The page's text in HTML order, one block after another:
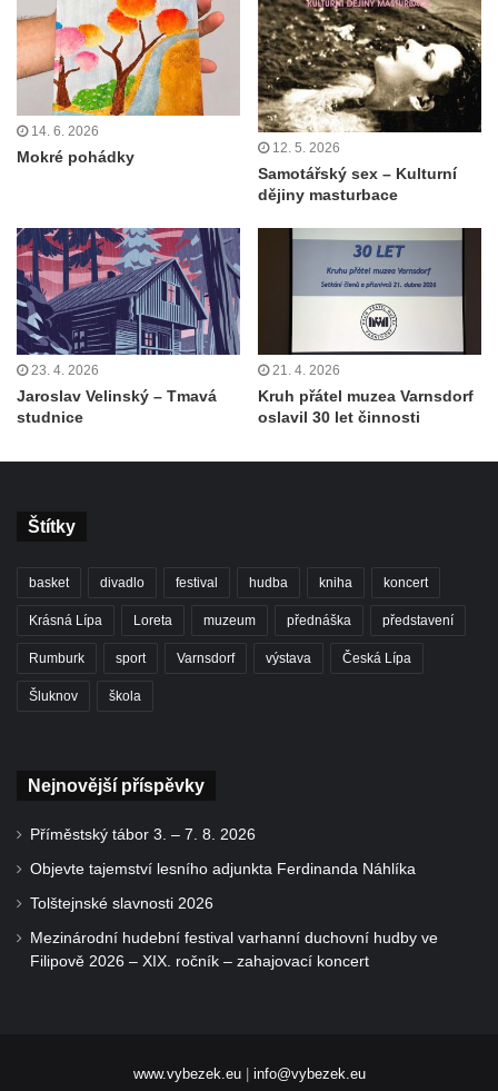
14. 6. 2026
Mokré pohádky 12. 5. 2026
Samotářský sex – Kulturní
dějiny masturbace
23. 4. 2026
Jaroslav Velinský – Tmavá
studnice
21. 4. 2026
Kruh přátel muzea Varnsdorf
oslavil 30 let činnosti
Štítky
basket divadlo festival hudba kniha koncert
Krásná Lípa Loreta muzeum přednáška představení
Rumburk sport Varnsdorf výstava Česká Lípa
Šluknov škola
Nejnovější příspěvky
Příměstský tábor 3. – 7. 8. 2026
Objevte tajemství lesního adjunkta Ferdinanda Náhlíka
Tolštejnské slavnosti 2026
Mezinárodní hudební festival varhanní duchovní hudby ve
Filipově 2026 – XIX. ročník – zahajovací koncert
www.vybezek.eu| info@vybezek.eu